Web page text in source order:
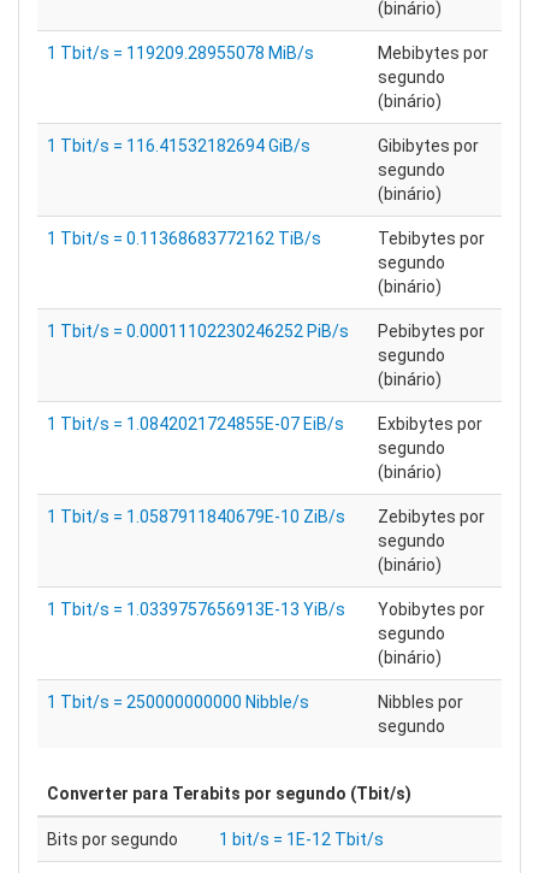
(binário)
1 Tbit/s = 119209.28955078 MiB/s
Mebibytes por
segundo
(binário)
1 Tbit/s = 116.41532182694 GiB/s
Gibibytes por
segundo
(binário)
1 Tbit/s = 0.11368683772162 TiB/s
Tebibytes por
segundo
(binário)
1 Tbit/s = 0.00011102230246252 PiB/s
Pebibytes por
segundo
(binário)
1 Tbit/s = 1.0842021724855E-07 EiB/s
Exbibytes por
segundo
(binário)
1 Tbit/s = 1.0587911840679E-10 ZiB/s
Zebibytes por
segundo
(binário)
1 Tbit/s = 1.0339757656913E-13 YiB/s
Yobibytes por
segundo
(binário)
1 Tbit/s = 250000000000 Nibble/s
Nibbles por
segundo
Converter para Terabits por segundo (Tbit/s)
Bits por segundo 1 bit/s = 1E-12 Tbit/s